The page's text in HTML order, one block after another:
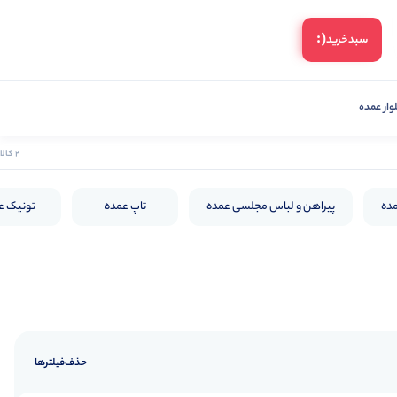
سبد‌خرید(:
عمده
2 کالا
پیراهن و لباس مجلسی عمده تاپ عمده تونیک
حذف‌فیلتر‌ها